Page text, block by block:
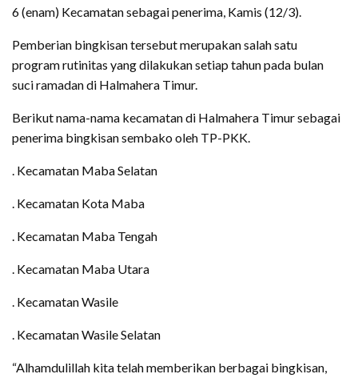
6 (enam) Kecamatan sebagai penerima, Kamis (12/3).
Pemberian bingkisan tersebut merupakan salah satu
program rutinitas yang dilakukan setiap tahun pada bulan
suci ramadan di Halmahera Timur.
Berikut nama-nama kecamatan di Halmahera Timur sebagai
penerima bingkisan sembako oleh TP-PKK.
. Kecamatan Maba Selatan
. Kecamatan Kota Maba
. Kecamatan Maba Tengah
. Kecamatan Maba Utara
. Kecamatan Wasile
. Kecamatan Wasile Selatan
“Alhamdulillah kita telah memberikan berbagai bingkisan,